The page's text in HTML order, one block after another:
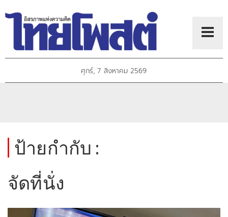
ศุกร์, 7 สิงหาคม 2569
ป้ายกำกับ :
จัดที่นั่ง